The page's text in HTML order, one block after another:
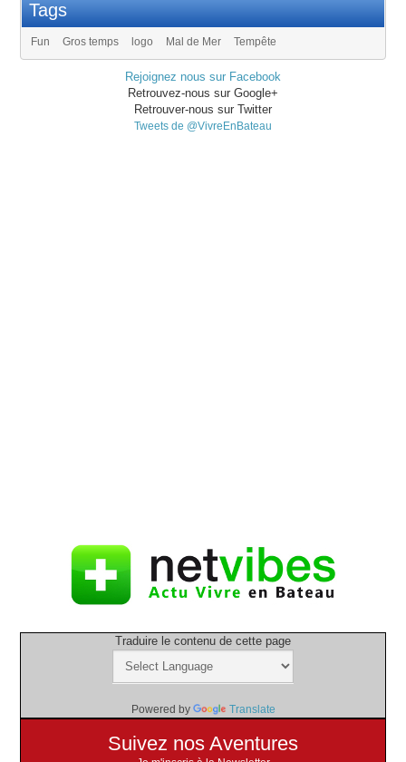
Tags
Fun Gros temps logo Mal de Mer Tempête
Rejoignez nous sur Facebook
Retrouvez-nous sur Google+
Retrouver-nous sur Twitter
Tweets de @VivreEnBateau
Traduire le contenu de cette page
Powered by Translate
Suivez nos Aventures